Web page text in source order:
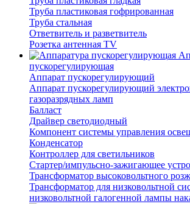
Труба пластиковая гофрированная
Труба стальная
Ответвитель и разветвитель
Розетка антенная TV
пускорегулирующая
Аппарат пускорегулирующий
Аппарат пускорегулирующий
газоразрядных ламп
Балласт
Драйвер светодиодный
Компонент системы управления
Конденсатор
Контроллер для светильников
Стартер/импульсно-зажигающее
Трансформатор высоковольтного
Трансформатор для низковольтной
низковольтной галогенной лампы